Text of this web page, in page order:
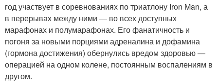
год участвует в соревнованиях по триатлону Iron Man, а
в перерывах между ними — во всех доступных
марафонах и полумарафонах. Его фанатичность и
погоня за новыми порциями адреналина и дофамина
(гормона достижения) обернулись вредом здоровью —
операцией на одном колене, постоянным воспалениям в
другом.